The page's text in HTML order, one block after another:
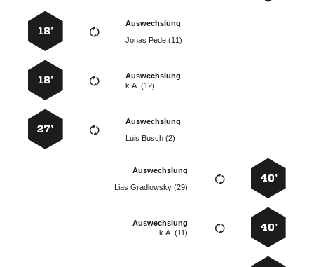
Auswechslung
  
18’
Auswechslung
k.A. (12)
18’
Auswechslung
  
27’
40’
Auswechslung
  
40’
Auswechslung
k.A. (11)